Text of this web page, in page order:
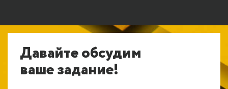
Давайте обсудим
ваше задание!